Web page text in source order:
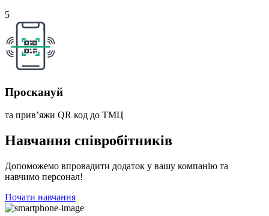
5
Проскануй
та прив’яжи QR код до ТМЦ
Навчання співробітників
Допоможемо впровадити додаток у вашу компанію та
навчимо персонал!
Почати навчання